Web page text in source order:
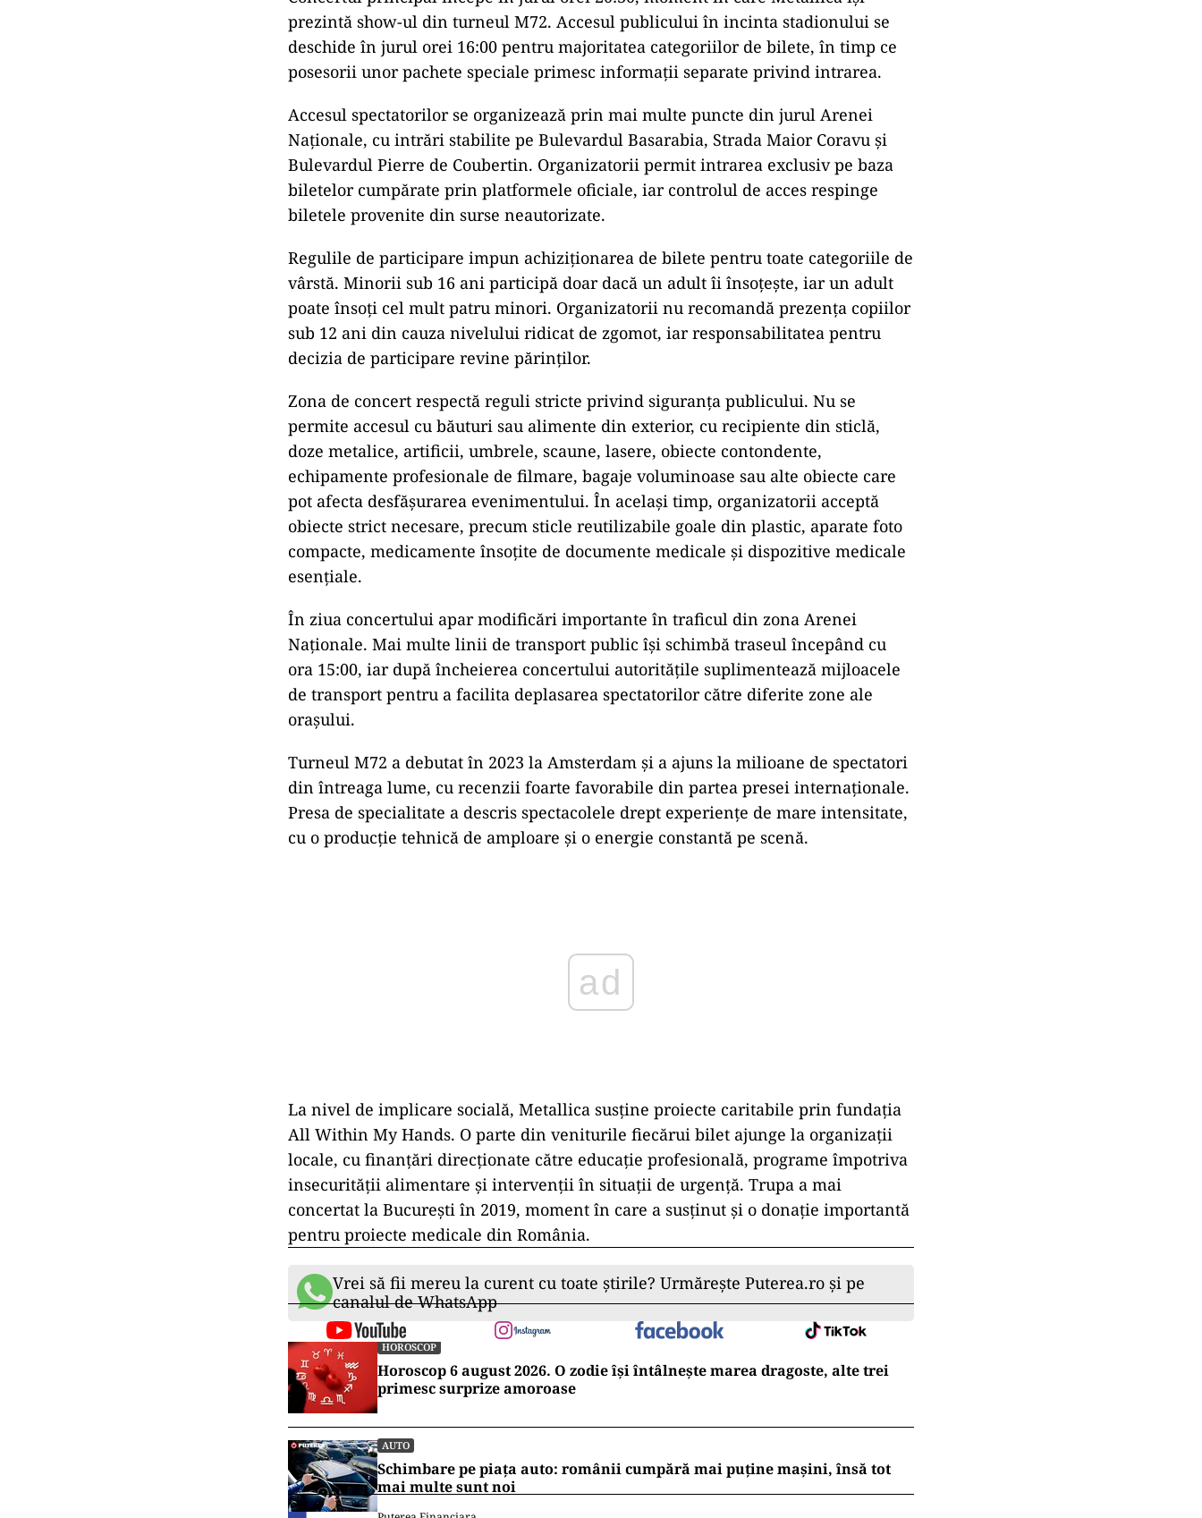
prezintă show-ul din turneul M72. Accesul publicului în incinta stadionului se
deschide în jurul orei 16:00 pentru majoritatea categoriilor de bilete, în timp ce
posesorii unor pachete speciale primesc informații separate privind intrarea.
Accesul spectatorilor se organizează prin mai multe puncte din jurul Arenei
Naționale, cu intrări stabilite pe Bulevardul Basarabia, Strada Maior Coravu și
Bulevardul Pierre de Coubertin. Organizatorii permit intrarea exclusiv pe baza
biletelor cumpărate prin platformele oficiale, iar controlul de acces respinge
biletele provenite din surse neautorizate.
Regulile de participare impun achiziționarea de bilete pentru toate categoriile de
vârstă. Minorii sub 16 ani participă doar dacă un adult îi însoțește, iar un adult
poate însoți cel mult patru minori. Organizatorii nu recomandă prezența copiilor
sub 12 ani din cauza nivelului ridicat de zgomot, iar responsabilitatea pentru
decizia de participare revine părinților.
Zona de concert respectă reguli stricte privind siguranța publicului. Nu se
permite accesul cu băuturi sau alimente din exterior, cu recipiente din sticlă,
doze metalice, artificii, umbrele, scaune, lasere, obiecte contondente,
echipamente profesionale de filmare, bagaje voluminoase sau alte obiecte care
pot afecta desfășurarea evenimentului. În același timp, organizatorii acceptă
obiecte strict necesare, precum sticle reutilizabile goale din plastic, aparate foto
compacte, medicamente însoțite de documente medicale și dispozitive medicale
esențiale.
În ziua concertului apar modificări importante în traficul din zona Arenei
Naționale. Mai multe linii de transport public își schimbă traseul începând cu
ora 15:00, iar după încheierea concertului autoritățile suplimentează mijloacele
de transport pentru a facilita deplasarea spectatorilor către diferite zone ale
orașului.
Turneul M72 a debutat în 2023 la Amsterdam și a ajuns la milioane de spectatori
din întreaga lume, cu recenzii foarte favorabile din partea presei internaționale.
Presa de specialitate a descris spectacolele drept experiențe de mare intensitate,
cu o producție tehnică de amploare și o energie constantă pe scenă.
ad
La nivel de implicare socială, Metallica susține proiecte caritabile prin fundația
All Within My Hands. O parte din veniturile fiecărui bilet ajunge la organizații
locale, cu finanțări direcționate către educație profesională, programe împotriva
insecurității alimentare și intervenții în situații de urgență. Trupa a mai
concertat la București în 2019, moment în care a susținut și o donație importantă
pentru proiecte medicale din România.
Vrei să fii mereu la curent cu toate știrile? Urmărește Puterea.ro și pe
canalul de WhatsApp
HOROSCOP
Horoscop 6 august 2026. O zodie își întâlnește marea dragoste, alte trei
primesc surprize amoroase
AUTO
Schimbare pe piața auto: românii cumpără mai puține mașini, însă tot
mai multe sunt noi